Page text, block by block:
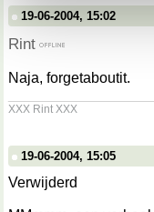
kunnen ontvangen
19-06-2004, 15:02
Rint
Naja, forgetaboutit.
XXX Rint XXX
19-06-2004, 15:05
Verwijderd